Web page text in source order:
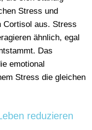
Stress und
Cortisol aus. Stress
ähnlich, egal
Das
emotional
Stress die gleichen
reduzieren